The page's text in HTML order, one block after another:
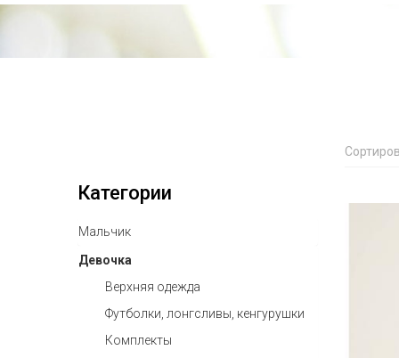
Категории
Мальчик
Девочка
Верхняя одежда
Футболки, лонгсливы, кенгурушки
Комплекты